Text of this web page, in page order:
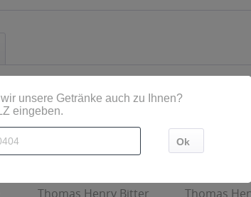
Thomas Henry Bitter Thomas